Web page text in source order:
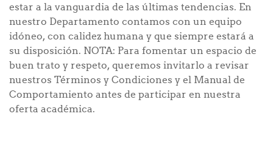
estar a la vanguardia de las últimas tendencias. En
nuestro Departamento contamos con un equipo
idóneo, con calidez humana y que siempre estará a
su disposición. NOTA: Para fomentar un espacio de
buen trato y respeto, queremos invitarlo a revisar
nuestros Términos y Condiciones y el Manual de
Comportamiento antes de participar en nuestra
oferta académica.